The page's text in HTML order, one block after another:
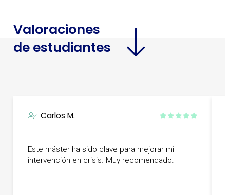
Valoraciones
de estudiantes
Carlos M.
Este máster ha sido clave para mejorar mi
intervención en crisis. Muy recomendado.